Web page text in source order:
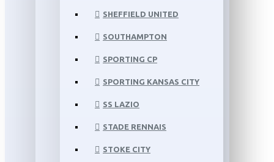
SHEFFIELD UNITED
SOUTHAMPTON
SPORTING CP
SPORTING KANSAS CITY
SS LAZIO
STADE RENNAIS
STOKE CITY